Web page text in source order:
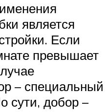
является
Если
превышает
– специальный
сути, добор –